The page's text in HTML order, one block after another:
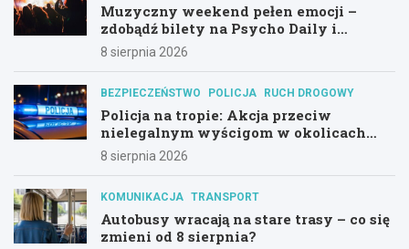
Muzyczny weekend pełen emocji –
zdobądź bilety na Psycho Daily i
Alternatywny Las!
8 sierpnia 2026
BEZPIECZEŃSTWO POLICJA RUCH DROGOWY
Policja na tropie: Akcja przeciw
nielegalnym wyścigom w okolicach
Hali Olivia
8 sierpnia 2026
KOMUNIKACJA TRANSPORT
Autobusy wracają na stare trasy – co się
zmieni od 8 sierpnia?